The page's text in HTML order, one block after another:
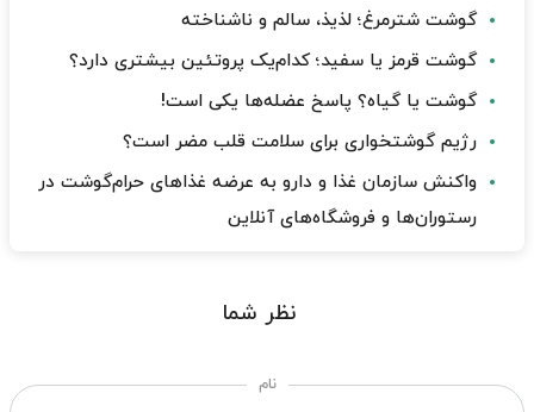
گوشت شترمرغ؛ لذیذ، سالم و ناشناخته
گوشت قرمز یا سفید؛ کدام‌یک پروتئین بیشتری دارد؟
گوشت یا گیاه؟ پاسخ عضله‌ها یکی است!
رژیم گوشتخواری برای سلامت قلب مضر است؟
واکنش سازمان غذا و دارو به عرضه غذاهای حرام‌گوشت در
رستوران‌ها و فروشگاه‌های آنلاین
نظر شما
نام